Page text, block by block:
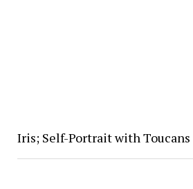
Iris; Self-Portrait with Toucans